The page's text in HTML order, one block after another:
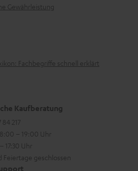
Gewährleistung
Fachbegriffe schnell erklärt
Kaufberatung
84 217
– 19:00 Uhr
17:30 Uhr
Feiertage geschlossen